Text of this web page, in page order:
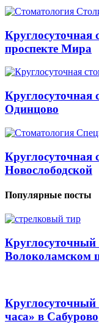
Круглосуточная
проспекте Мира
Круглосуточная
Одинцово
Круглосуточная
Новослободской
Популярные посты
Круглосуточный
Волоколамском
Круглосуточный
часа» в Сабурово